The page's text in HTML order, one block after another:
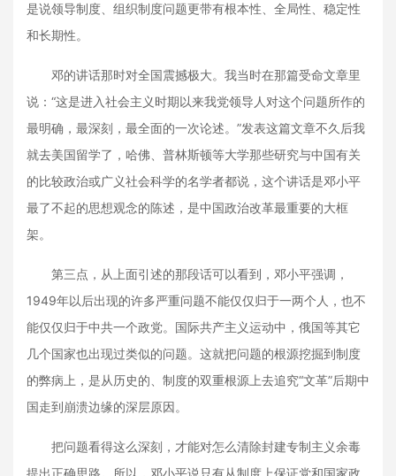
是说领导制度、组织制度问题更带有根本性、全局性、稳定性
和长期性。
邓的讲话那时对全国震撼极大。我当时在那篇受命文章里
说：“这是进入社会主义时期以来我党领导人对这个问题所作的
最明确，最深刻，最全面的一次论述。”发表这篇文章不久后我
就去美国留学了，哈佛、普林斯顿等大学那些研究与中国有关
的比较政治或广义社会科学的名学者都说，这个讲话是邓小平
最了不起的思想观念的陈述，是中国政治改革最重要的大框
架。
第三点，从上面引述的那段话可以看到，邓小平强调，
1949年以后出现的许多严重问题不能仅仅归于一两个人，也不
能仅仅归于中共一个政党。国际共产主义运动中，俄国等其它
几个国家也出现过类似的问题。这就把问题的根源挖掘到制度
的弊病上，是从历史的、制度的双重根源上去追究“文革”后期中
国走到崩溃边缘的深层原因。
把问题看得这么深刻，才能对怎么清除封建专制主义余毒